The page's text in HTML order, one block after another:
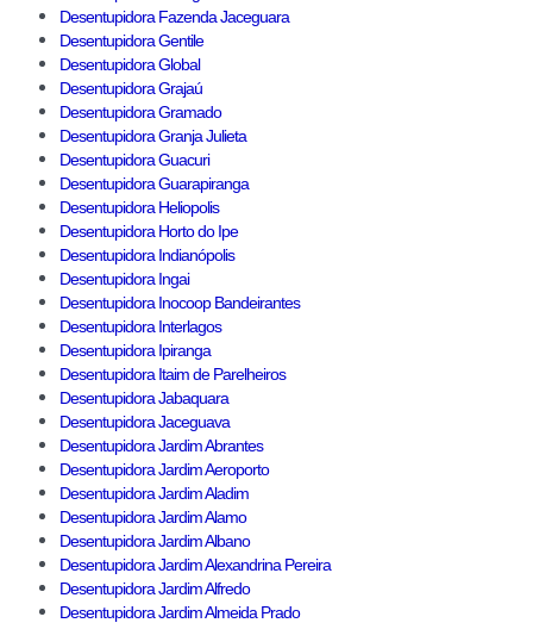
Desentupidora Fazenda Jaceguara
Desentupidora Gentile
Desentupidora Global
Desentupidora Grajaú
Desentupidora Gramado
Desentupidora Granja Julieta
Desentupidora Guacuri
Desentupidora Guarapiranga
Desentupidora Heliopolis
Desentupidora Horto do Ipe
Desentupidora Indianópolis
Desentupidora Ingai
Desentupidora Inocoop Bandeirantes
Desentupidora Interlagos
Desentupidora Ipiranga
Desentupidora Itaim de Parelheiros
Desentupidora Jabaquara
Desentupidora Jaceguava
Desentupidora Jardim Abrantes
Desentupidora Jardim Aeroporto
Desentupidora Jardim Aladim
Desentupidora Jardim Alamo
Desentupidora Jardim Albano
Desentupidora Jardim Alexandrina Pereira
Desentupidora Jardim Alfredo
Desentupidora Jardim Almeida Prado